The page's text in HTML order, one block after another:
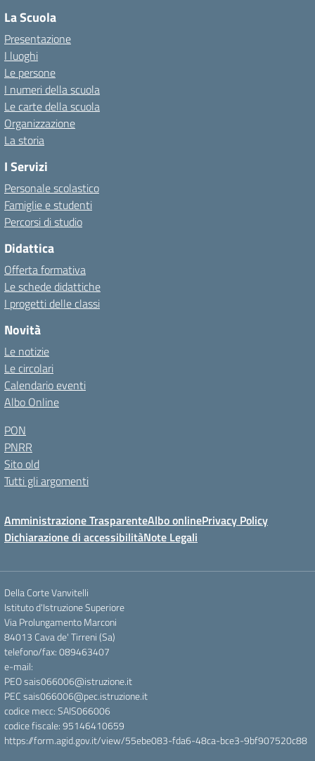
La Scuola
Presentazione
I luoghi
Le persone
I numeri della scuola
Le carte della scuola
Organizzazione
La storia
I Servizi
Personale scolastico
Famiglie e studenti
Percorsi di studio
Didattica
Offerta formativa
Le schede didattiche
I progetti delle classi
Novità
Le notizie
Le circolari
Calendario eventi
Albo Online
PON
PNRR
Sito old
Tutti gli argomenti
Amministrazione TrasparenteAlbo onlinePrivacy Policy
Dichiarazione di accessibilitàNote Legali
Della Corte Vanvitelli
Istituto d'Istruzione Superiore
Via Prolungamento Marconi
84013 Cava de' Tirreni (Sa)
telefono/fax: 089463407
e-mail:
PEO sais066006@istruzione.it
PEC sais066006@pec.istruzione.it
codice mecc: SAIS066006
codice fiscale: 95146410659
https://form.agid.gov.it/view/55ebe083-fda6-48ca-bce3-9bf907520c88